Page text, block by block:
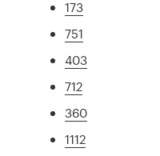
173
751
403
712
360
1112